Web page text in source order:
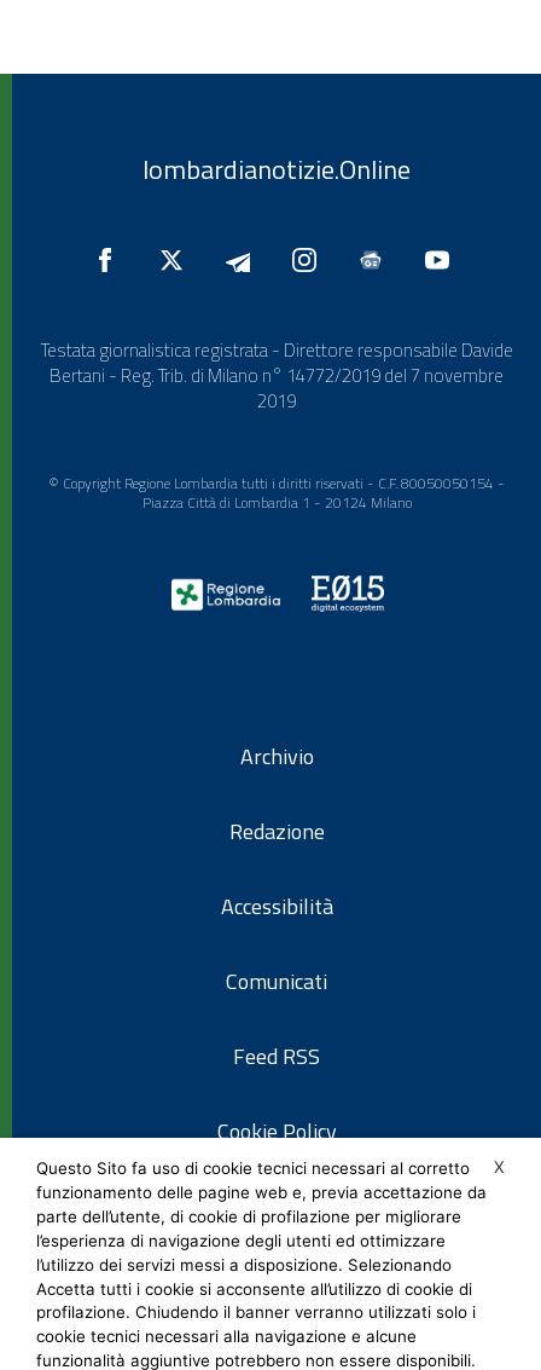
lombardianotizie.Online
Testata giornalistica registrata - Direttore responsabile Davide
Bertani - Reg. Trib. di Milano n° 14772/2019 del 7 novembre
2019
© Copyright Regione Lombardia tutti i diritti riservati - C.F. 80050050154 -
Piazza Città di Lombardia 1 - 20124 Milano
Archivio
Redazione
Accessibilità
Comunicati
Feed RSS
Cookie Policy
Informativa privacy
Note legali
Social Media Policy
X
Questo Sito fa uso di cookie tecnici necessari al corretto
funzionamento delle pagine web e, previa accettazione da
parte dell’utente, di cookie di profilazione per migliorare
l’esperienza di navigazione degli utenti ed ottimizzare
l’utilizzo dei servizi messi a disposizione. Selezionando
Accetta tutti i cookie si acconsente all’utilizzo di cookie di
profilazione. Chiudendo il banner verranno utilizzati solo i
cookie tecnici necessari alla navigazione e alcune
funzionalità aggiuntive potrebbero non essere disponibili.